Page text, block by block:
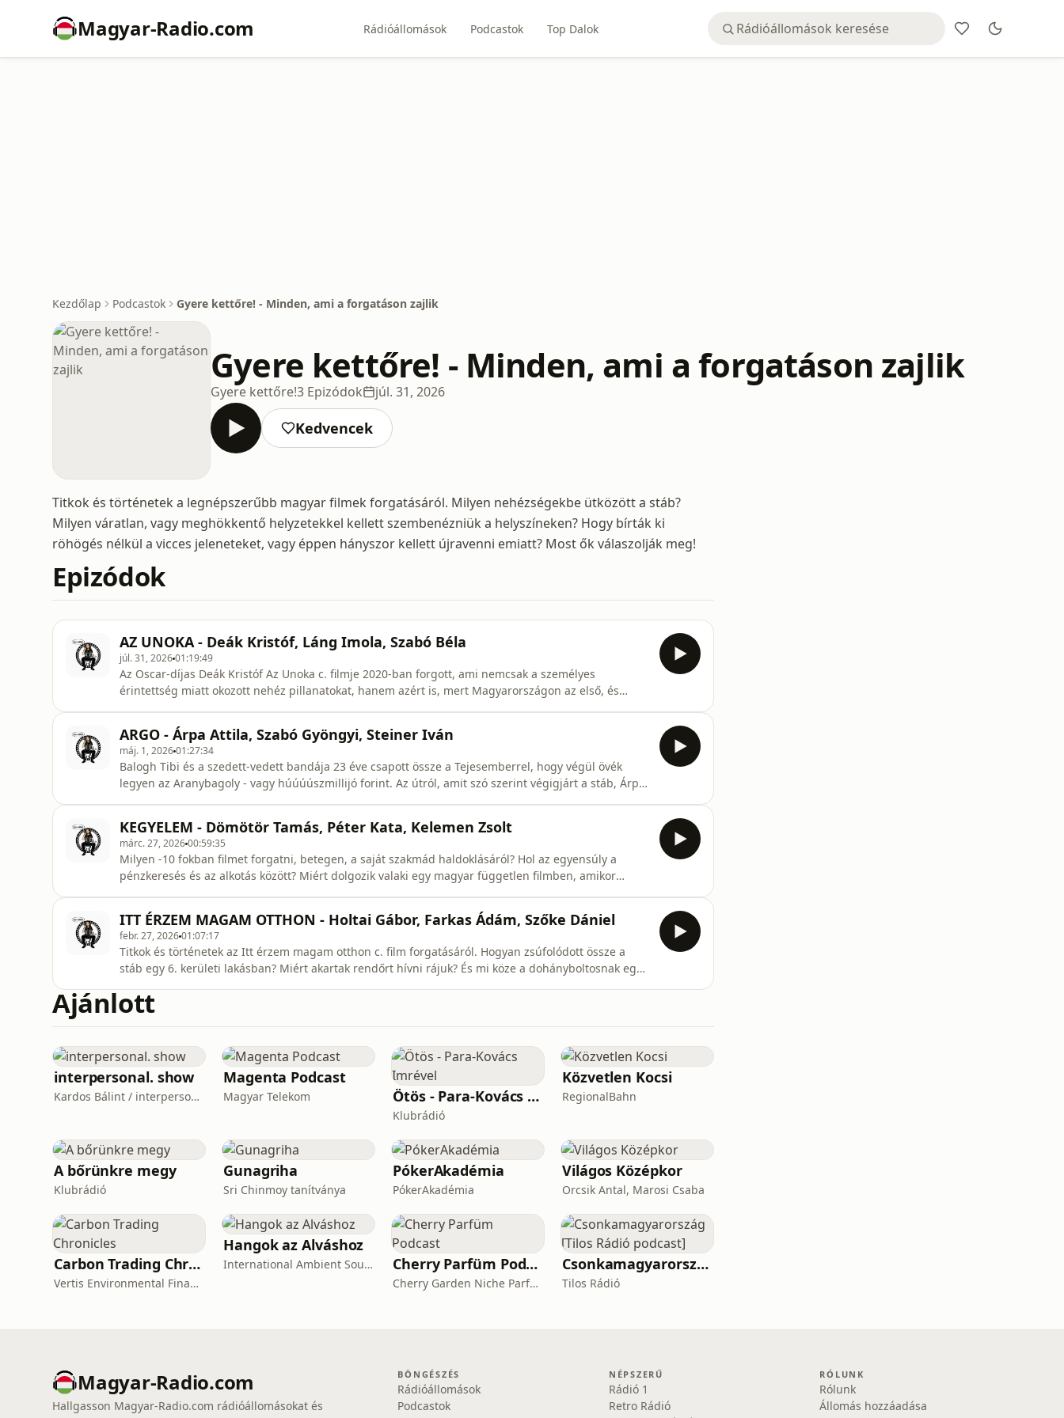
Magyar-Radio.com Rádióállomások Podcastok Top Dalok
Kezdőlap Podcastok Gyere kettőre! - Minden, ami a forgatáson zajlik
Gyere kettőre! - Minden, ami a forgatáson zajlik
Gyere kettőre!3 Epizódok júl. 31, 2026
Kedvencek
Titkok és történetek a legnépszerűbb magyar filmek forgatásáról. Milyen nehézségekbe ütközött a stáb?
Milyen váratlan, vagy meghökkentő helyzetekkel kellett szembenézniük a helyszíneken? Hogy bírták ki
röhögés nélkül a vicces jeleneteket, vagy éppen hányszor kellett újravenni emiatt? Most ők válaszolják meg!
Epizódok
AZ UNOKA - Deák Kristóf, Láng Imola, Szabó Béla
júl. 31, 202601:19:49
Az Oscar-díjas Deák Kristóf Az Unoka c. filmje 2020-ban forgott, ami nemcsak a személyes
érintettség miatt okozott nehéz pillanatokat, hanem azért is, mert Magyarországon az első, és
mindennapos tesztelések, karanténok, és az egyre durvuló veszélyhelyzet idején filmet forgatni,
maga Deák Kristóf (író, rendez
ARGO - Árpa Attila, Szabó Gyöngyi, Steiner Iván
máj. 1, 202601:27:34
Balogh Tibi és a szedett-vedett bandája 23 éve csapott össze a Tejesemberrel, hogy végül övék
legyen az Aranybagoly - vagy húúúúszmillijó forint. Az útról, amit szó szerint végigjárt a stáb, Árpa
Hungexpo - m
KEGYELEM - Dömötör Tamás, Péter Kata, Kelemen Zsolt
márc. 27, 202600:59:35
Milyen -10 fokban filmet forgatni, betegen, a saját szakmád haldoklásáról? Hol az egyensúly a
pénzkeresés és az alkotás között? Miért dolgozik valaki egy magyar független filmben, amikor
filmiparban dolgozni!Még több háttérsztori:instagram.com/gyerekettore
tiktok.com/@gyerekettoreShowrunner &amp; műsorvezet
ITT ÉRZEM MAGAM OTTHON - Holtai Gábor, Farkas Ádám, Szőke Dániel
febr. 27, 202601:07:17
Titkok és történetek az Itt érzem magam otthon c. film forgatásáról. Hogyan zsúfolódott össze a
stáb egy 6. kerületi lakásban? Miért akartak rendőrt hívni rájuk? És mi köze a dohányboltosnak egy
stábtagok mesélnek a filmforgatás (sokszor) véres, verejtékes, alvás nélküli napjairól. Az első epizód
vendég
Ajánlott
interpersonal. show
Kardos Bálint / interpersonal.host
Magenta Podcast
Magyar Telekom Ötös - Para-Kovács Imrével
Klubrádió
Közvetlen Kocsi
RegionalBahn
A bőrünkre megy
Klubrádió
Gunagriha
Sri Chinmoy tanítványa
PókerAkadémia
PókerAkadémia
Világos Középkor
Orcsik Antal, Marosi Csaba
Carbon Trading Chronicles
Vertis Environmental Finance
Hangok az Alváshoz
International Ambient Sounds Cherry Parfüm Podcast
Cherry Garden Niche Parfüméria
Csonkamagyarország [Tilos Rádió podcast]
Tilos Rádió
Magyar-Radio.com
Hallgasson Magyar-Radio.com rádióállomásokat és
BÖNGÉSZÉS
Rádióállomások
Podcastok
NÉPSZERŰ
Rádió 1
Retro Rádió
RÓLUNK
Rólunk
Állomás hozzáadása